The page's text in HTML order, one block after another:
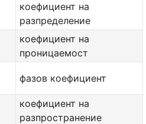
коефициент на
разпределение
коефициент на
проницаемост
фазов коефициент
коефициент на
разпространение